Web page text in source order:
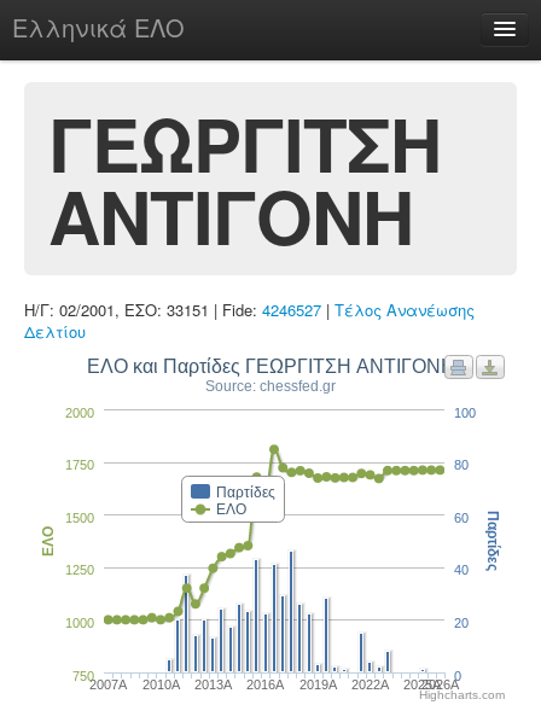
Ελληνικά ΕΛΟ
chesstu.be @ discord
Login
ΓΕΩΡΓΙΤΣΗ
ΑΝΤΙΓΟΝΗ
Η/Γ: 02/2001, ΕΣΟ: 33151 | Fide: 4246527 | Τέλος Ανανέωσης
Δελτίου
ΕΛΟ και Παρτίδες ΓΕΩΡΓΙΤΣΗ ΑΝΤΙΓΟΝΗ
Source: chessfed.gr
Παρτίδες
ΕΛΟ
2007A 2010A 2013A 2016A 2019A 2022A 2025A2026A
750
1000
1250
1500
1750
2000
ΕΛΟ
0
20
40
60
80
100
Παρτίδες
Highcharts.com